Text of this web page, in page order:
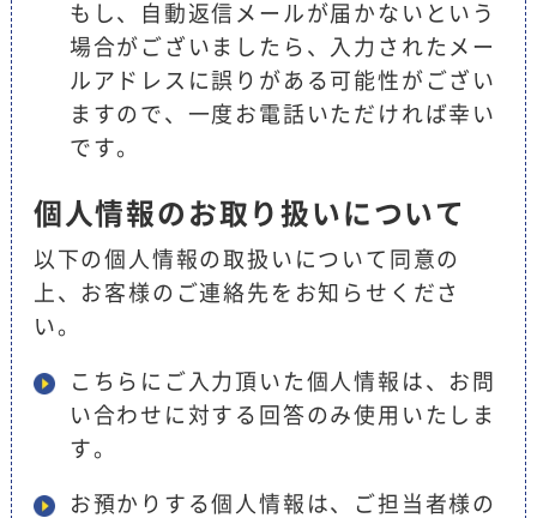
もし、自動返信メールが届かないという
場合がございましたら、入力されたメー
ルアドレスに誤りがある可能性がござい
ますので、一度お電話いただければ幸い
です。
個人情報のお取り扱いについて
以下の個人情報の取扱いについて同意の
上、お客様のご連絡先をお知らせくださ
い。
こちらにご入力頂いた個人情報は、お問
い合わせに対する回答のみ使用いたしま
す。
お預かりする個人情報は、ご担当者様の